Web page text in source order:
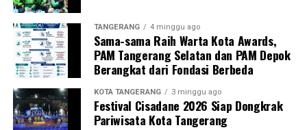
TANGERANG 4 minggu ago
Sama-sama Raih Warta Kota Awards,
PAM Tangerang Selatan dan PAM Depok
Berangkat dari Fondasi Berbeda
KOTA TANGERANG 3 minggu ago
Festival Cisadane 2026 Siap Dongkrak
Pariwisata Kota Tangerang